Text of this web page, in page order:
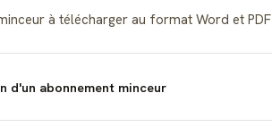
à télécharger au format Word et PDF
d'un abonnement minceur